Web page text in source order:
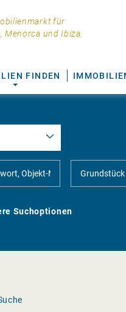
für
Menorca und Ibiza.
FINDEN
Suchoptionen